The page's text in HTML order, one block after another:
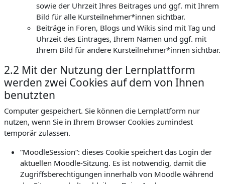
sowie der Uhrzeit Ihres Beitrages und ggf. mit Ihrem
Bild für alle Kursteilnehmer*innen sichtbar.
Beiträge in Foren, Blogs und Wikis sind mit Tag und
Uhrzeit des Eintrages, Ihrem Namen und ggf. mit
Ihrem Bild für andere Kursteilnehmer*innen sichtbar.
2.2 Mit der Nutzung der Lernplattform
werden zwei Cookies auf dem von Ihnen
benutzten
Computer gespeichert. Sie können die Lernplattform nur
nutzen, wenn Sie in Ihrem Browser Cookies zumindest
temporär zulassen.
“MoodleSession“: dieses Cookie speichert das Login der
aktuellen Moodle-Sitzung. Es ist notwendig, damit die
Zugriffsberechtigungen innerhalb von Moodle während